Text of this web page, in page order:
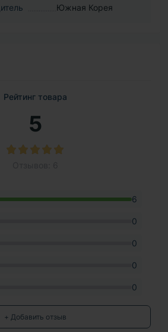
Южная Корея
Рейтинг товара
5
6
0
0
0
0
+ Добавить отзыв